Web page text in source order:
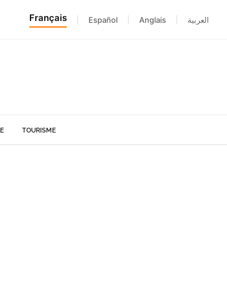
Français Español Anglais العربية
TOURISME